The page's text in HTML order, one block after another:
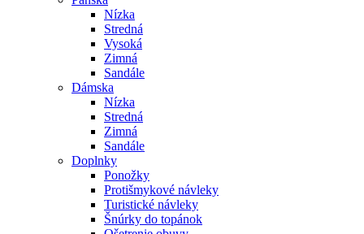
Nízka
Stredná
Vysoká
Zimná
Sandále
Dámska
Nízka
Stredná
Zimná
Sandále
Doplnky
Ponožky
Protišmykové návleky
Turistické návleky
Šnúrky do topánok